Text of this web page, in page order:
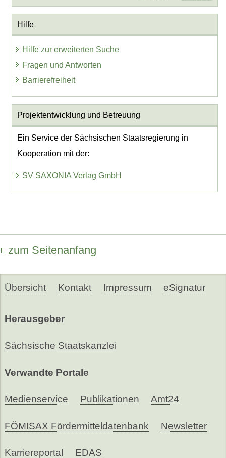
Hilfe
Hilfe zur erweiterten Suche
Fragen und Antworten
Barrierefreiheit
Projektentwicklung und Betreuung
Ein Service der Sächsischen Staatsregierung in
Kooperation mit der:
SV SAXONIA Verlag GmbH
zum Seitenanfang
Übersicht Kontakt Impressum eSignatur
Herausgeber
Sächsische Staatskanzlei
Verwandte Portale
Medienservice Publikationen Amt24
FÖMISAX Fördermitteldatenbank Newsletter
Karriereportal EDAS